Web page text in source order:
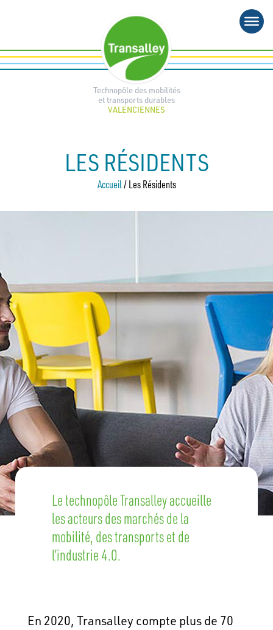
Technopôle des mobilités
et transports durables
VALENCIENNES
LES RÉSIDENTS
Accueil/Les Résidents
Le technopôle Transalley accueille
les acteurs des marchés de la
mobilité, des transports et de
l’industrie 4.0.
En 2020, Transalley compte plus de 70